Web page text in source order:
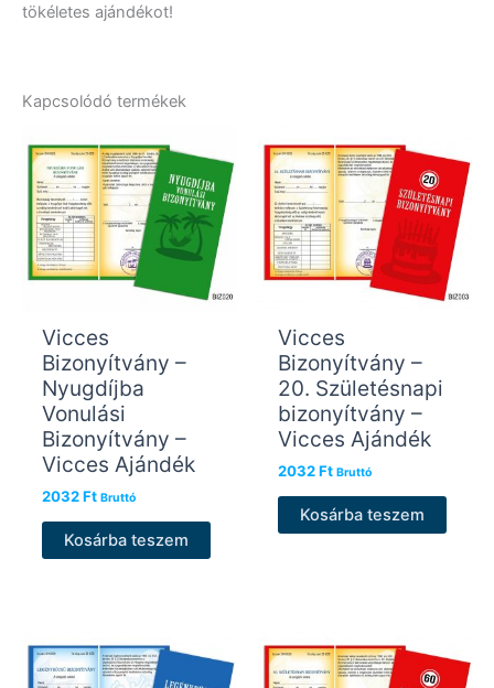
tökéletes ajándékot!
Kapcsolódó termékek
Vicces
Bizonyítvány –
Nyugdíjba
Vonulási
Bizonyítvány –
Vicces Ajándék
2032Ft Bruttó
Kosárba teszem
Vicces
Bizonyítvány –
20. Születésnapi
bizonyítvány –
Vicces Ajándék
2032Ft Bruttó
Kosárba teszem